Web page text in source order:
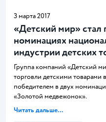
3 марта 2017
«Детский мир» стал
номинациях
индустрии детских
Группа компаний «Детский
торговли детскими товарами
победителем в двух
«Золотой медвежонок».
Читать дальше...